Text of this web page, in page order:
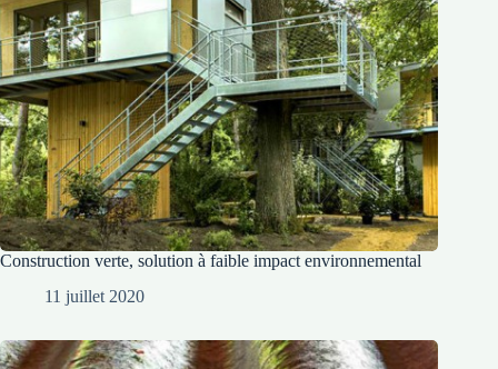
Construction verte, solution à faible impact environnemental
11 juillet 2020